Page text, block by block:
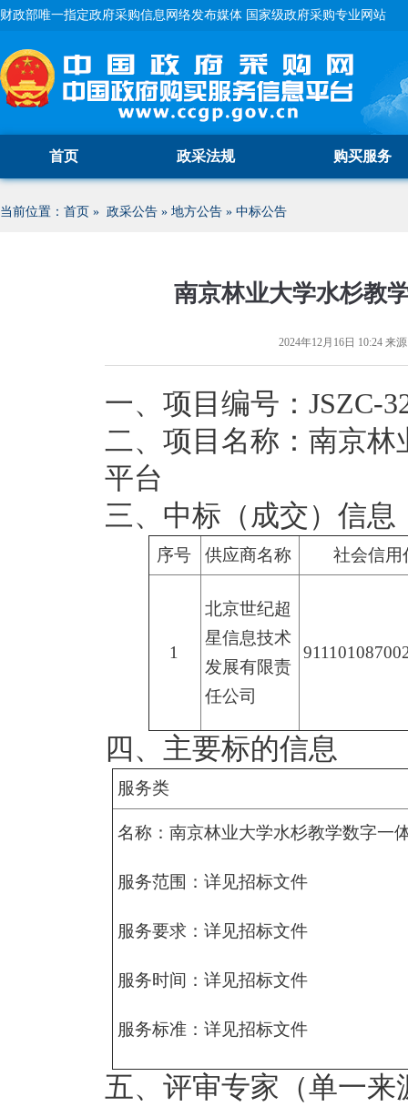
财政部唯一指定政府采购信息网络发布媒体 国家级政府采购专业网站
首页 政采法规 购买服务
当前位置： 首页 » 政采公告 » 地方公告 » 中标公告
南京林业大学水杉教
2024年12月16日 10:24 来
一、 项目编号 ： JSZC-
二、 项目名称： 南京林
平台
三、中标（成交）信息
序号 供应商名称 社会信用
1
北京世纪超
星信息技术
发展有限责
任公司
四、主要标的信息
服务类
名称：南京林业大学水杉教学数字一
服务范围：详见招标文件
服务要求：详见招标文件
服务时间：详见招标文件
服务标准：详见招标文件
五、评审专家（单一